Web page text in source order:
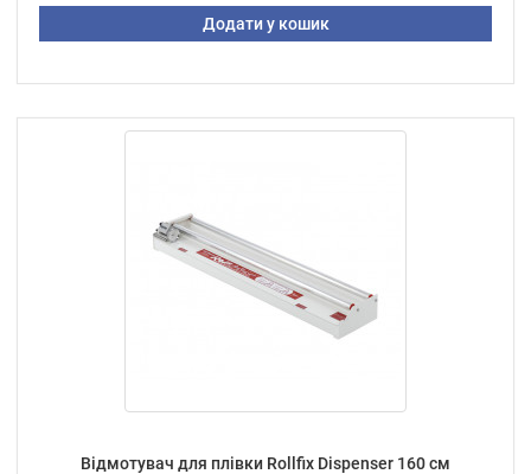
Додати у кошик
Відмотувач для плівки Rollfix Dispenser 160 см